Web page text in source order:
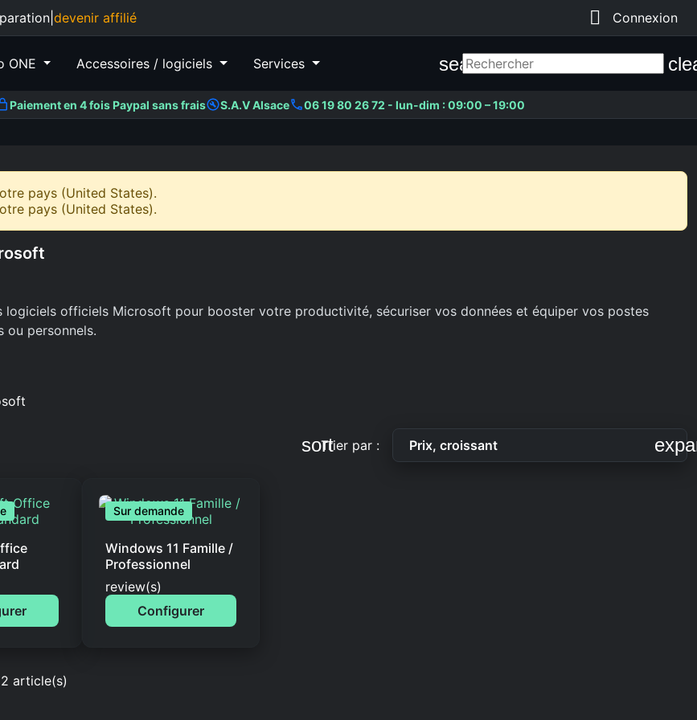
devenir affilié  Connexion
ONE Accessoires / logiciels Services search
Paiement en 4 fois Paypal sans frais S.A.V Alsace 06 19 80 26 72 - lun-dim : 09:00 – 19:00
pays (United States).
pays (United States).
logiciels officiels Microsoft pour booster votre productivité, sécuriser vos données et équiper vos postes
ou personnels.
sortTrier par : Prix, croissant
5 stars based on
Sur demande
Windows 11 Famille /
Professionnel
Ratedout of 5 stars based on
review(s)
Configurer
article(s)